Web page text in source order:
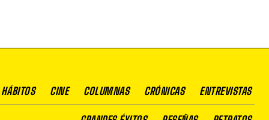
CINE COLUMNAS CRÓNICAS ENTREVISTAS